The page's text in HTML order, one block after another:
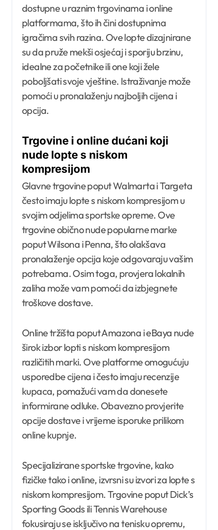
dostupne u raznim trgovinama i online
platformama, što ih čini dostupnima
igračima svih razina. Ove lopte dizajnirane
su da pruže mekši osjećaj i sporiju brzinu,
idealne za početnike ili one koji žele
poboljšati svoje vještine. Istraživanje može
pomoći u pronalaženju najboljih cijena i
opcija.
Trgovine i online dućani koji
nude lopte s niskom
kompresijom
Glavne trgovine poput Walmarta i Targeta
često imaju lopte s niskom kompresijom u
svojim odjelima sportske opreme. Ove
trgovine obično nude popularne marke
poput Wilsona i Penna, što olakšava
pronalaženje opcija koje odgovaraju vašim
potrebama. Osim toga, provjera lokalnih
zaliha može vam pomoći da izbjegnete
troškove dostave.
Online tržišta poput Amazona i eBaya nude
širok izbor lopti s niskom kompresijom
različitih marki. Ove platforme omogućuju
usporedbe cijena i često imaju recenzije
kupaca, pomažući vam da donesete
informirane odluke. Obavezno provjerite
opcije dostave i vrijeme isporuke prilikom
online kupnje.
Specijalizirane sportske trgovine, kako
fizičke tako i online, izvrsni su izvori za lopte s
niskom kompresijom. Trgovine poput Dick’s
Sporting Goods ili Tennis Warehouse
fokusiraju se isključivo na tenisku opremu,